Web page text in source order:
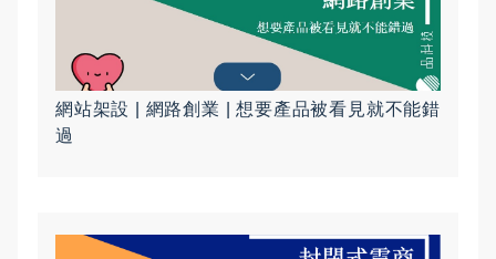
網站架設 | 網路創業 | 想要產品被看見就不能錯
過